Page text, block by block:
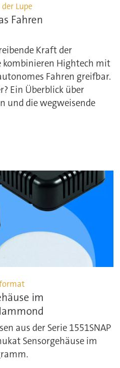
Lupe
Fahren
Kraft der
Hightech mit
Fahren greifbar.
Ein Überblick über
und die wegweisende
im
aus der Serie 1551SNAP
Sensorgehäuse im